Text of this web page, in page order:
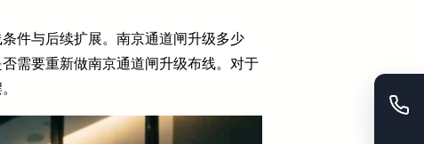
件与后续扩展。南京通道闸升级多少
需要重新做南京通道闸升级布线。对于